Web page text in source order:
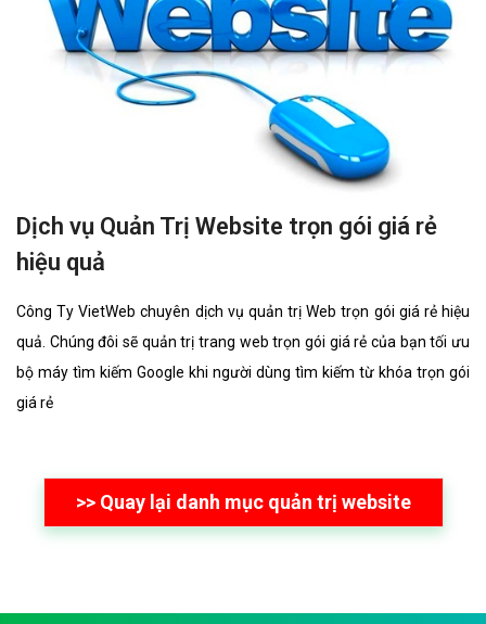
Dịch vụ Quản Trị Website trọn gói giá rẻ
hiệu quả
Công Ty VietWeb chuyên dịch vụ quản trị Web trọn gói giá rẻ hiệu
quả. Chúng đôi sẽ quản trị trang web trọn gói giá rẻ của bạn tối ưu
bộ máy tìm kiếm Google khi người dùng tìm kiếm từ khóa trọn gói
giá rẻ
>> Quay lại danh mục quản trị website